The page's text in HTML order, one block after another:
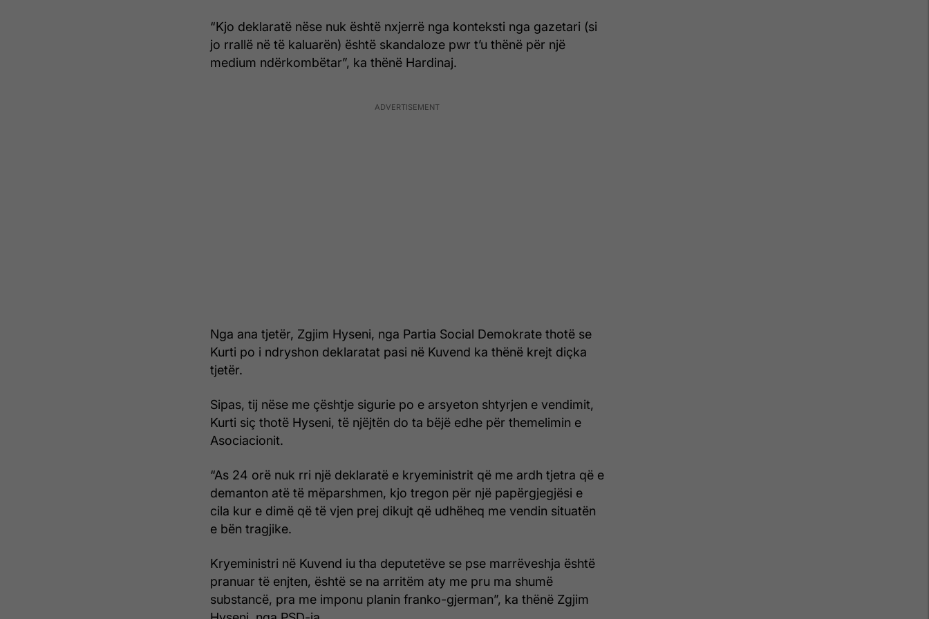
“Kjo deklaratë nëse nuk është nxjerrë nga konteksti nga gazetari (si
jo rrallë në të kaluarën) është skandaloze pwr t’u thënë për një
medium ndërkombëtar”, ka thënë Hardinaj.
Nga ana tjetër, Zgjim Hyseni, nga Partia Social Demokrate thotë se
Kurti po i ndryshon deklaratat pasi në Kuvend ka thënë krejt diçka
tjetër.
Sipas, tij nëse me çështje sigurie po e arsyeton shtyrjen e vendimit,
Kurti siç thotë Hyseni, të njëjtën do ta bëjë edhe për themelimin e
Asociacionit.
“As 24 orë nuk rri një deklaratë e kryeministrit që me ardh tjetra që e
demanton atë të mëparshmen, kjo tregon për një papërgjegjësi e
cila kur e dimë që të vjen prej dikujt që udhëheq me vendin situatën
e bën tragjike.
Kryeministri në Kuvend iu tha deputetëve se pse marrëveshja është
pranuar të enjten, është se na arritëm aty me pru ma shumë
substancë, pra me imponu planin franko-gjerman”, ka thënë Zgjim